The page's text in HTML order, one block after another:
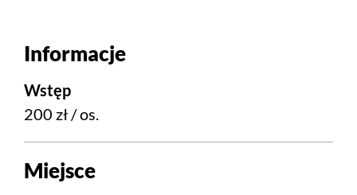
Informacje
Wstęp
200 zł / os.
Miejsce